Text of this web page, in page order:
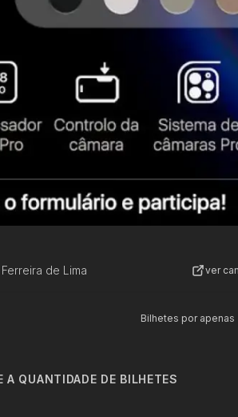
de Lima ver
Bilhetes por apenas
A QUANTIDADE DE BILHETES